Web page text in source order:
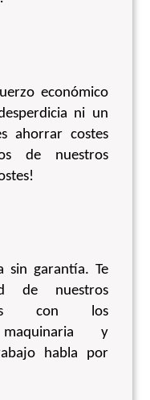
económico
ni un
ahorrar costes
de nuestros
sin garantía. Te
de nuestros
con los
y
habla por